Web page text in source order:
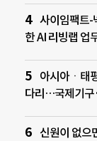
사이임팩트-
한 AI 리빙랩 업
아시아ㆍ태
다리…국제기구
신원이 없으